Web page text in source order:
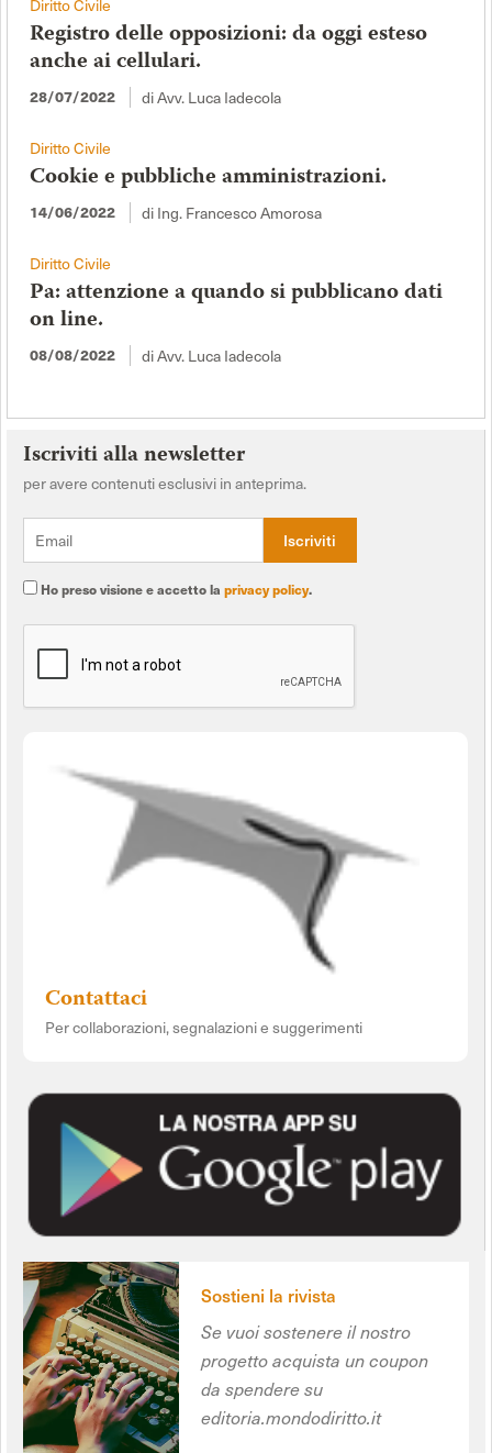
Diritto Civile
Registro delle opposizioni: da oggi esteso
anche ai cellulari.
28/07/2022 di Avv. Luca Iadecola
Diritto Civile
Cookie e pubbliche amministrazioni.
14/06/2022 di Ing. Francesco Amorosa
Diritto Civile
Pa: attenzione a quando si pubblicano dati
on line.
08/08/2022 di Avv. Luca Iadecola
Iscriviti alla newsletter
per avere contenuti esclusivi in anteprima.
Ho preso visione e accetto la privacy policy.
Contattaci
Per collaborazioni, segnalazioni e suggerimenti
Sostieni la rivista
Se vuoi sostenere il nostro
progetto acquista un coupon
da spendere su
editoria.mondodiritto.it